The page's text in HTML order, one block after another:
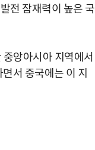
전 잠재력이 높은 국
앙아시아 지역에서
서 중국에는 이 지